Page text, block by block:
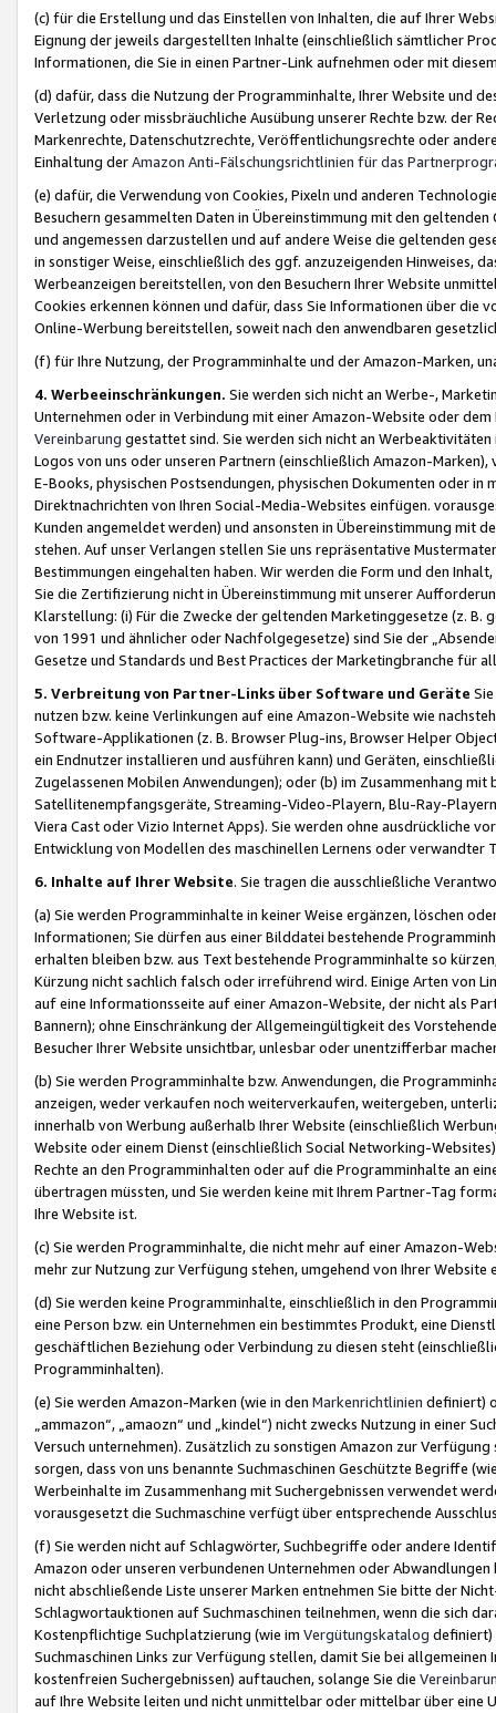
(c) für die Erstellung und das Einstellen von Inhalten, die auf Ihrer
Eignung der jeweils dargestellten Inhalte (einschließlich sämtlicher
Informationen, die Sie in einen Partner-Link aufnehmen oder mit
(d) dafür, dass die Nutzung der Programminhalte, Ihrer Website und
Verletzung oder missbräuchliche Ausübung unserer Rechte bzw. der
Markenrechte, Datenschutzrechte, Veröffentlichungsrechte oder
Einhaltung derAmazon Anti-Fälschungsrichtlinien für das
(e) dafür, die Verwendung von Cookies, Pixeln und anderen
Besuchern gesammelten Daten in Übereinstimmung mit den
und angemessen darzustellen und auf andere Weise die geltenden
in sonstiger Weise, einschließlich des ggf. anzuzeigenden Hinweises,
Werbeanzeigen bereitstellen, von den Besuchern Ihrer Website
Cookies erkennen können und dafür, dass Sie Informationen über die
Online-Werbung bereitstellen, soweit nach den anwendbaren
(f) für Ihre Nutzung, der Programminhalte und der Amazon-Marken,
4. Werbeeinschränkungen. Sie werden sich nicht an Werbe-,
Unternehmen oder in Verbindung mit einer Amazon-Website oder
Vereinbarung gestattet sind. Sie werden sich nicht an
Logos von uns oder unseren Partnern (einschließlich Amazon-
E-Books, physischen Postsendungen, physischen Dokumenten oder in
Direktnachrichten von Ihren Social-Media-Websites einfügen.
Kunden angemeldet werden) und ansonsten in Übereinstimmung mit
stehen. Auf unser Verlangen stellen Sie uns repräsentative
Bestimmungen eingehalten haben. Wir werden die Form und den
Sie die Zertifizierung nicht in Übereinstimmung mit unserer
Klarstellung: (i) Für die Zwecke der geltenden Marketinggesetze (z. B.
von 1991 und ähnlicher oder Nachfolgegesetze) sind Sie der
Gesetze und Standards und Best Practices der Marketingbranche für
5. Verbreitung von Partner-Links über Software und Geräte
nutzen bzw. keine Verlinkungen auf eine Amazon-Website wie
Software-Applikationen (z. B. Browser Plug-ins, Browser Helper
ein Endnutzer installieren und ausführen kann) und Geräten,
Zugelassenen Mobilen Anwendungen); oder (b) im Zusammenhang
Satellitenempfangsgeräte, Streaming-Video-Playern, Blu-Ray-
Viera Cast oder Vizio Internet Apps). Sie werden ohne ausdrückliche
Entwicklung von Modellen des maschinellen Lernens oder
6. Inhalte auf Ihrer Website. Sie tragen die ausschließliche
(a) Sie werden Programminhalte in keiner Weise ergänzen, löschen
Informationen; Sie dürfen aus einer Bilddatei bestehende
erhalten bleiben bzw. aus Text bestehende Programminhalte so
Kürzung nicht sachlich falsch oder irreführend wird. Einige Arten von
auf eine Informationsseite auf einer Amazon-Website, der nicht als
Bannern); ohne Einschränkung der Allgemeingültigkeit des
Besucher Ihrer Website unsichtbar, unlesbar oder unentzifferbar
(b) Sie werden Programminhalte bzw. Anwendungen, die
anzeigen, weder verkaufen noch weiterverkaufen, weitergeben,
innerhalb von Werbung außerhalb Ihrer Website (einschließlich
Website oder einem Dienst (einschließlich Social Networking-
Rechte an den Programminhalten oder auf die Programminhalte an
übertragen müssten, und Sie werden keine mit Ihrem Partner-Tag
Ihre Website ist.
(c) Sie werden Programminhalte, die nicht mehr auf einer Amazon-
mehr zur Nutzung zur Verfügung stehen, umgehend von Ihrer
(d) Sie werden keine Programminhalte, einschließlich in den
eine Person bzw. ein Unternehmen ein bestimmtes Produkt, eine
geschäftlichen Beziehung oder Verbindung zu diesen steht
Programminhalten).
(e) Sie werden Amazon-Marken (wie in den Markenrichtlinien definiert)
„ammazon“, „amaozn“ und „kindel“) nicht zwecks Nutzung in einer
Versuch unternehmen). Zusätzlich zu sonstigen Amazon zur
sorgen, dass von uns benannte Suchmaschinen Geschützte Begriffe
Werbeinhalte im Zusammenhang mit Suchergebnissen verwendet
vorausgesetzt die Suchmaschine verfügt über entsprechende
(f) Sie werden nicht auf Schlagwörter, Suchbegriffe oder andere
Amazon oder unseren verbundenen Unternehmen oder
nicht abschließende Liste unserer Marken entnehmen Sie bitte der
Schlagwortauktionen auf Suchmaschinen teilnehmen, wenn die sich
Kostenpflichtige Suchplatzierung (wie im Vergütungskatalog definiert)
Suchmaschinen Links zur Verfügung stellen, damit Sie bei
kostenfreien Suchergebnissen) auftauchen, solange Sie die
auf Ihre Website leiten und nicht unmittelbar oder mittelbar über eine